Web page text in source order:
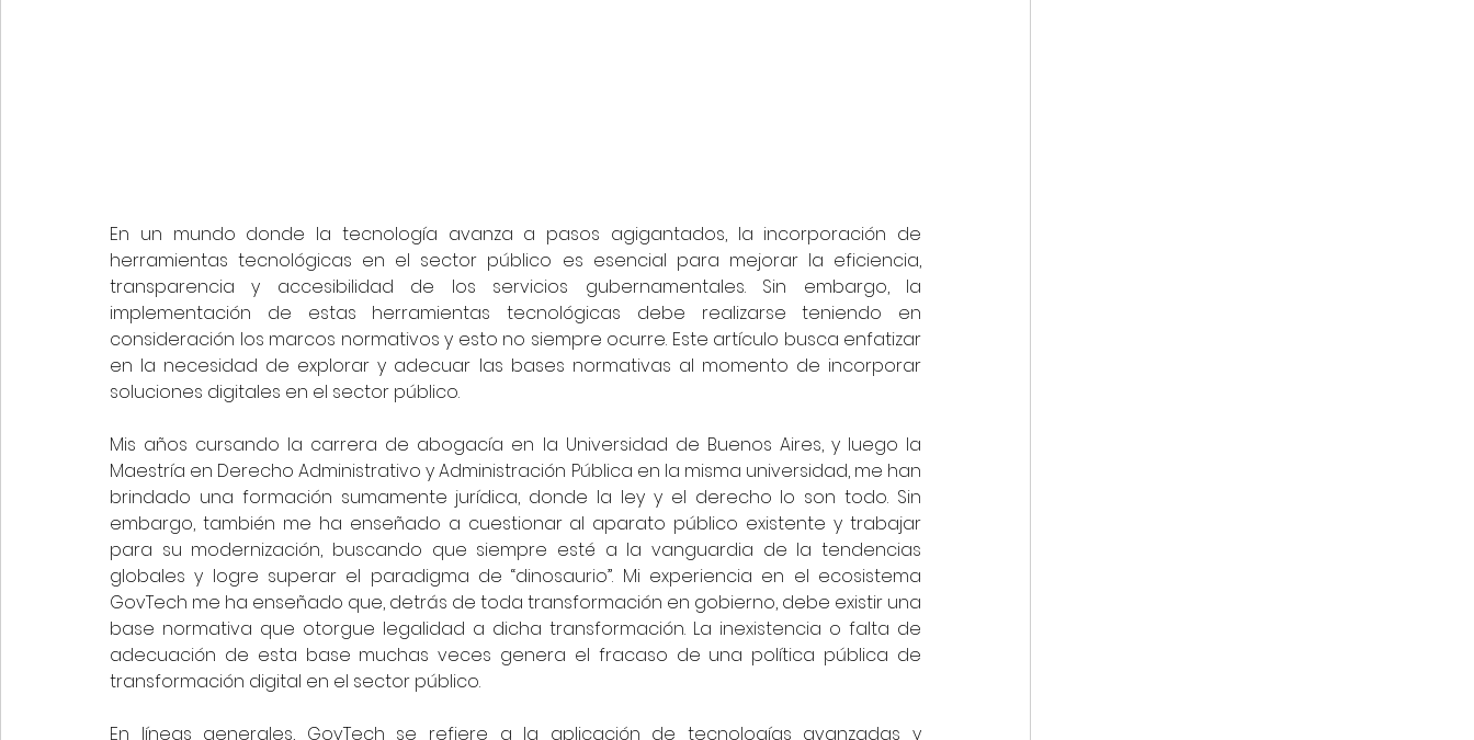
En un mundo donde la tecnología avanza a pasos agigantados, la incorporación de
herramientas tecnológicas en el sector público es esencial para mejorar la eficiencia,
transparencia y accesibilidad de los servicios gubernamentales. Sin embargo, la
implementación de estas herramientas tecnológicas debe realizarse teniendo en
consideración los marcos normativos y esto no siempre ocurre. Este artículo busca enfatizar
en la necesidad de explorar y adecuar las bases normativas al momento de incorporar
soluciones digitales en el sector público.
Mis años cursando la carrera de abogacía en la Universidad de Buenos Aires, y luego la
Maestría en Derecho Administrativo y Administración Pública en la misma universidad, me han
brindado una formación sumamente jurídica, donde la ley y el derecho lo son todo. Sin
embargo, también me ha enseñado a cuestionar al aparato público existente y trabajar
para su modernización, buscando que siempre esté a la vanguardia de la tendencias
globales y logre superar el paradigma de “dinosaurio”. Mi experiencia en el ecosistema
GovTech me ha enseñado que, detrás de toda transformación en gobierno, debe existir una
base normativa que otorgue legalidad a dicha transformación. La inexistencia o falta de
adecuación de esta base muchas veces genera el fracaso de una política pública de
transformación digital en el sector público.
En líneas generales, GovTech se refiere a la aplicación de tecnologías avanzadas y